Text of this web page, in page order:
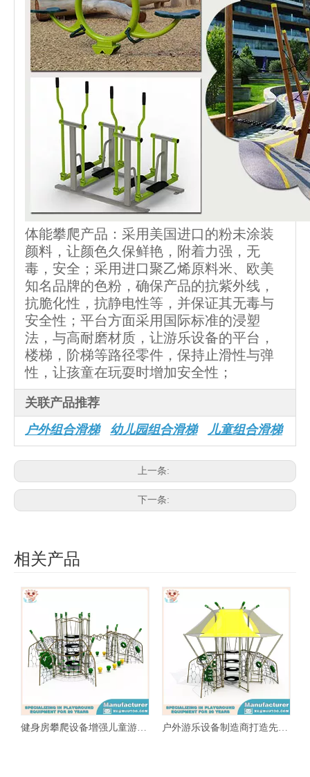
体能攀爬产品：采用美国进口的粉未涂装
颜料，让颜色久保鲜艳，附着力强，无
毒，安全；采用进口聚乙烯原料米、欧美
知名品牌的色粉，确保产品的抗紫外线，
抗脆化性，抗静电性等，并保证其无毒与
安全性；平台方面采用国际标准的浸塑
法，与高耐磨材质，让游乐设备的平台，
楼梯，阶梯等路径零件，保持止滑性与弹
性，让孩童在玩耍时增加安全性；
关联产品推荐
户外组合滑梯
幼儿园组合滑梯 儿童组合滑梯
上一条:
下一条:
相关产品
户外游乐设备制造商打造先进的健身房攀岩设备 儿童游乐设备制造商打造健身房攀爬设备